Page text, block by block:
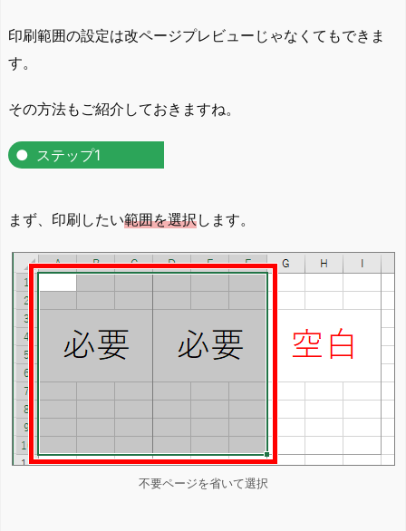
印刷範囲の設定は改ページプレビューじゃなくてもできま
す。
その方法もご紹介しておきますね。
ステップ1
まず、印刷したい範囲を選択します。
不要ページを省いて選択